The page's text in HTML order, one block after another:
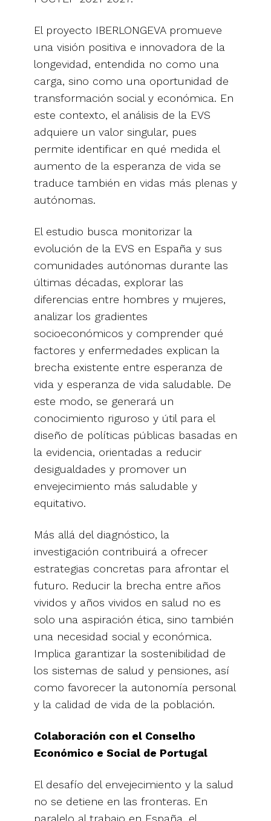
El proyecto IBERLONGEVA promueve
una visión positiva e innovadora de la
longevidad, entendida no como una
carga, sino como una oportunidad de
transformación social y económica. En
este contexto, el análisis de la EVS
adquiere un valor singular, pues
permite identificar en qué medida el
aumento de la esperanza de vida se
traduce también en vidas más plenas y
autónomas.
El estudio busca monitorizar la
evolución de la EVS en España y sus
comunidades autónomas durante las
últimas décadas, explorar las
diferencias entre hombres y mujeres,
analizar los gradientes
socioeconómicos y comprender qué
factores y enfermedades explican la
brecha existente entre esperanza de
vida y esperanza de vida saludable. De
este modo, se generará un
conocimiento riguroso y útil para el
diseño de políticas públicas basadas en
la evidencia, orientadas a reducir
desigualdades y promover un
envejecimiento más saludable y
equitativo.
Más allá del diagnóstico, la
investigación contribuirá a ofrecer
estrategias concretas para afrontar el
futuro. Reducir la brecha entre años
vividos y años vividos en salud no es
solo una aspiración ética, sino también
una necesidad social y económica.
Implica garantizar la sostenibilidad de
los sistemas de salud y pensiones, así
como favorecer la autonomía personal
y la calidad de vida de la población.
Colaboración con el Conselho
Económico e Social de Portugal
El desafío del envejecimiento y la salud
no se detiene en las fronteras. En
paralelo al trabajo en España, el